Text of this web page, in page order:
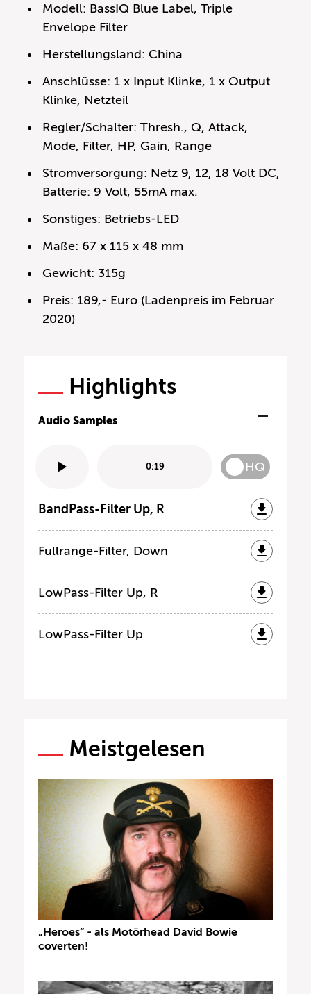
Modell: BassIQ Blue Label, Triple
Envelope Filter
Herstellungsland: China
Anschlüsse: 1 x Input Klinke, 1 x Output
Klinke, Netzteil
Regler/Schalter: Thresh., Q, Attack,
Mode, Filter, HP, Gain, Range
Stromversorgung: Netz 9, 12, 18 Volt DC,
Batterie: 9 Volt, 55mA max.
Sonstiges: Betriebs-LED
Maße: 67 x 115 x 48 mm
Gewicht: 315g
Preis: 189,- Euro (Ladenpreis im Februar
2020)
Highlights
Audio Samples
0:19 HQ
BandPass-Filter Up, R
Fullrange-Filter, Down
LowPass-Filter Up, R
LowPass-Filter Up
Meistgelesen
„Heroes“ - als Motörhead David Bowie
coverten!